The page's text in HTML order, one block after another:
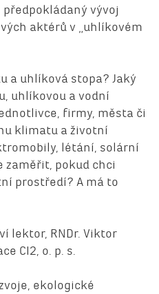
vývoj
aktérů v „uhlíkovém
a uhlíková stopa? Jaký
uhlíkovou a vodní
firmy, města či
klimatu a životní
létání, solární
zaměřit, pokud chci
prostředí? A má to
lektor, RNDr. Viktor
CI2, o. p. s.
ekologické